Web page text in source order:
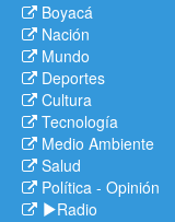
Boyacá
Nación
Mundo
Deportes
Cultura
Tecnología
Medio Ambiente
Salud
Política - Opinión
Radio